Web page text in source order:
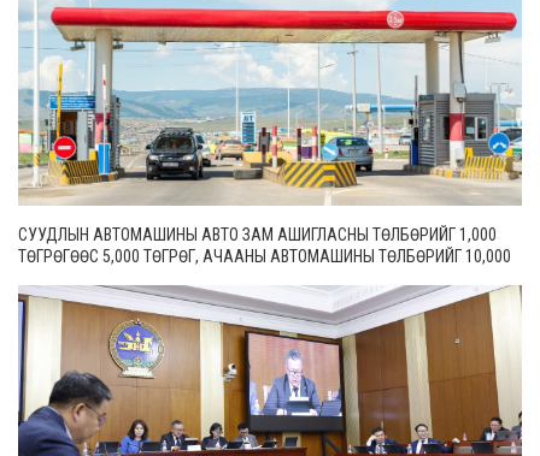
СУУДЛЫН АВТОМАШИНЫ АВТО ЗАМ АШИГЛАСНЫ ТӨЛБӨРИЙГ 1,000
ТӨГРӨГӨӨС 5,000 ТӨГРӨГ, АЧААНЫ АВТОМАШИНЫ ТӨЛБӨРИЙГ 10,000